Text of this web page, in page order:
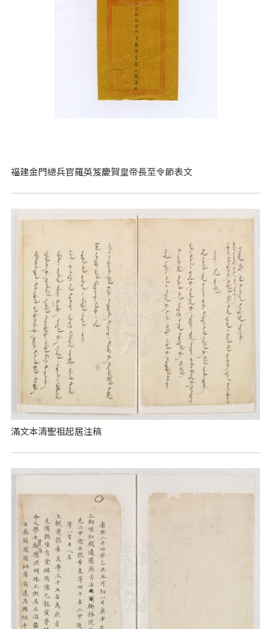
福建金門總兵官羅英笈慶賀皇帝長至令節表文
滿文本清聖祖起居注稿